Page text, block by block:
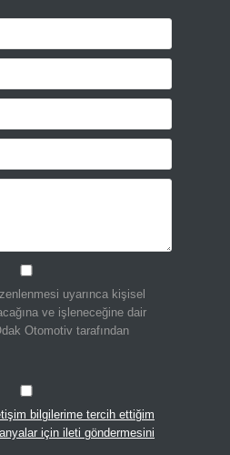
uyarınca kişisel
ve işleneceğine dair
Otomotiv tarafından
bilgilerime tercih ettiğim
için ileti göndermesini